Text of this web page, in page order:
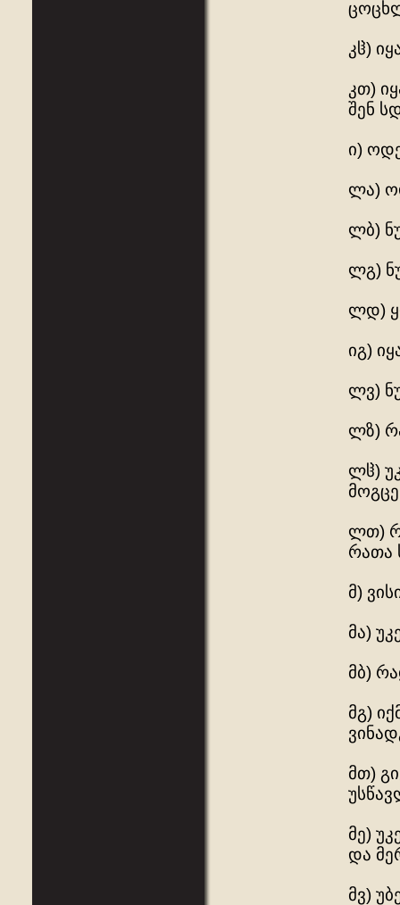
კჱ)
კთ)
შენ
ი)
ლა)
ლბ)
ლგ)
ლდ)
იგ)
ლვ)
ლზ)
ლჱ)
ლთ)
რათა
მ)
მა)
მბ)
მგ)
მთ)
მე)
და
მვ)